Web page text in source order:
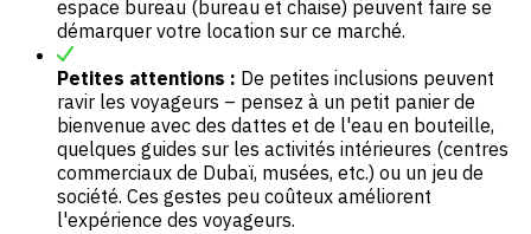
espace bureau (bureau et chaise) peuvent faire se
démarquer votre location sur ce marché.
Petites attentions : De petites inclusions peuvent
ravir les voyageurs – pensez à un petit panier de
bienvenue avec des dattes et de l'eau en bouteille,
quelques guides sur les activités intérieures (centres
commerciaux de Dubaï, musées, etc.) ou un jeu de
société. Ces gestes peu coûteux améliorent
l'expérience des voyageurs.